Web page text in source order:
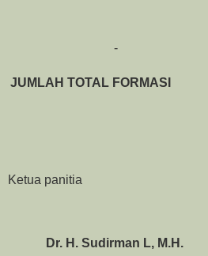
-
JUMLAH TOTAL FORMASI
Ketua panitia
Dr. H. Sudirman L, M.H.